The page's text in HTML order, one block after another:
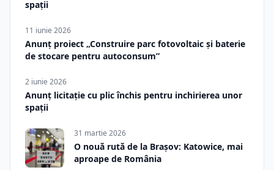
spații
11 iunie 2026
Anunț proiect „Construire parc fotovoltaic și baterie
de stocare pentru autoconsum”
2 iunie 2026
Anunț licitație cu plic închis pentru inchirierea unor
spații
31 martie 2026
O nouă rută de la Brașov: Katowice, mai
aproape de România